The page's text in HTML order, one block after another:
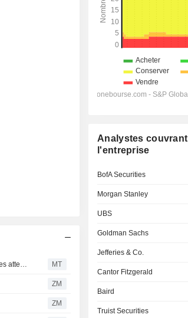
Duolingo : les réservations du deuxième trimestre devraient dépasser les attentes, selon BofA MT
ZM
ZM
Analystes couvrant
l'entreprise
BofA Securities
Morgan Stanley
UBS
Goldman Sachs
Jefferies & Co.
Cantor Fitzgerald
Baird
Truist Securities